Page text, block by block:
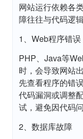
网站运行依赖各
障往往与代码逻
1、Web程序错误
PHP、Java等
时，会导致网站
先查看程序的错
代码漏洞或调整
试，避免因代码
2、数据库故障